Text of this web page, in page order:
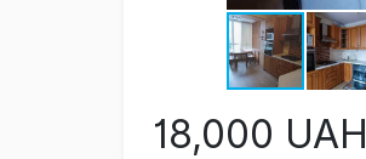
18,000 UAH